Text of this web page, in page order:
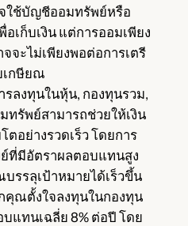
ใช้บัญชีออมทรัพย์หรือ
อเก็บเงิน แต่การออมเพียง
จจะไม่เพียงพอต่อการเตรี
เกษียณ
รลงทุนในหุ้น, กองทุนรวม,
ทรัพย์สามารถช่วยให้เงิน
ตอย่างรวดเร็ว โดยการ
ที่มีอัตราผลตอบแทนสูง
รรลุเป้าหมายได้เร็วขึ้น
คุณตั้งใจลงทุนในกองทุน
แทนเฉลี่ย 8% ต่อปี โดย